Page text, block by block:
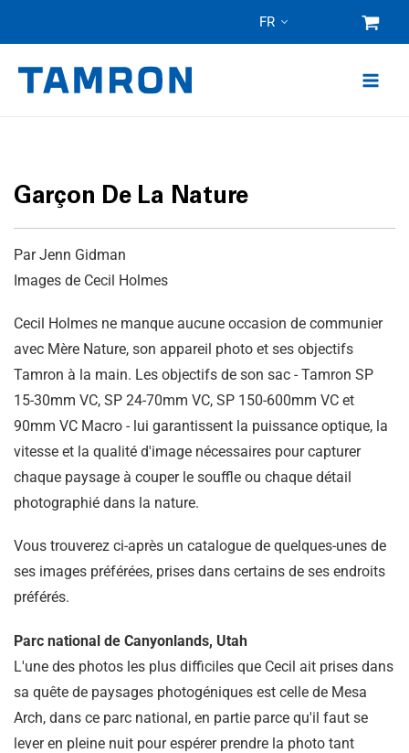
content
FR
Garçon De La Nature
Par Jenn Gidman
Images de Cecil Holmes
Cecil Holmes ne manque aucune occasion de communier
avec Mère Nature, son appareil photo et ses objectifs
Tamron à la main. Les objectifs de son sac - Tamron SP
15-30mm VC, SP 24-70mm VC, SP 150-600mm VC et
90mm VC Macro - lui garantissent la puissance optique, la
vitesse et la qualité d'image nécessaires pour capturer
chaque paysage à couper le souffle ou chaque détail
photographié dans la nature.
Vous trouverez ci-après un catalogue de quelques-unes de
ses images préférées, prises dans certains de ses endroits
préférés.
Parc national de Canyonlands, Utah
L'une des photos les plus difficiles que Cecil ait prises dans
sa quête de paysages photogéniques est celle de Mesa
Arch, dans ce parc national, en partie parce qu'il faut se
lever en pleine nuit pour espérer prendre la photo tant